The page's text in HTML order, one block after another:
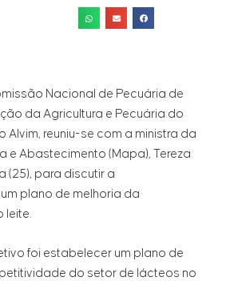
Nacional de Pecuária de
da Agricultura e Pecuária do
Alvim, reuniu-se com a ministra da
e Abastecimento (Mapa), Tereza
(25), para discutir a
plano de melhoria da
leite.
foi estabelecer um plano de
do setor de lácteos no